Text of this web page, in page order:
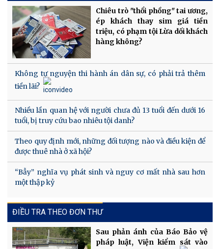
Chiêu trò "thổi phồng" tai ương,
ép khách thay sim giá tiền
triệu, có phạm tội Lừa dối khách
hàng không?
Không tự nguyện thi hành án dân sự, có phải trả thêm
tiền lãi?
Nhiều lần quan hệ với người chưa đủ 13 tuổi đến dưới 16
tuổi, bị truy cứu bao nhiêu tội danh?
Theo quy định mới, những đối tượng nào và điều kiện để
được thuê nhà ở xã hội?
“Bẫy” nghĩa vụ phát sinh và nguy cơ mất nhà sau hơn
một thập kỷ
ĐIỀU TRA THEO ĐƠN THƯ
Sau phản ánh của Báo Bảo vệ
pháp luật, Viện kiểm sát vào